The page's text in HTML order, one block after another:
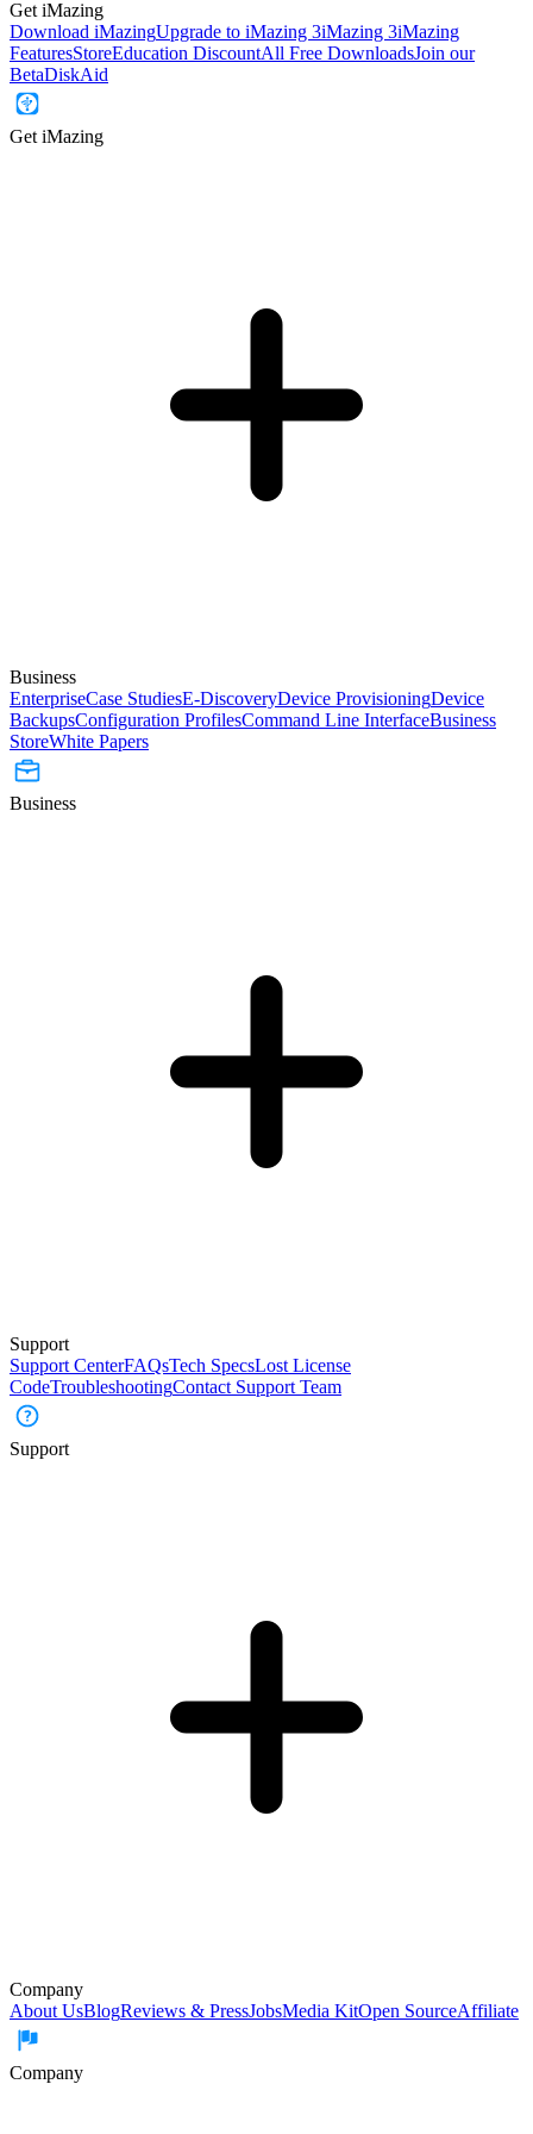
Get iMazing
Download iMazingUpgrade to iMazing 3iMazing 3iMazing
FeaturesStoreEducation DiscountAll Free DownloadsJoin our
BetaDiskAid
Get iMazing
Business
EnterpriseCase StudiesE-DiscoveryDevice ProvisioningDevice
BackupsConfiguration ProfilesCommand Line InterfaceBusiness
StoreWhite Papers
Business
Support
Support CenterFAQsTech SpecsLost License
CodeTroubleshootingContact Support Team
Support
Company
About UsBlogReviews & PressJobsMedia KitOpen SourceAffiliate
Company